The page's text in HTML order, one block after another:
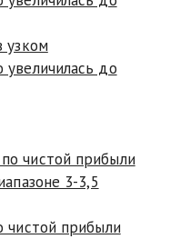
узком
до
чистой прибыли